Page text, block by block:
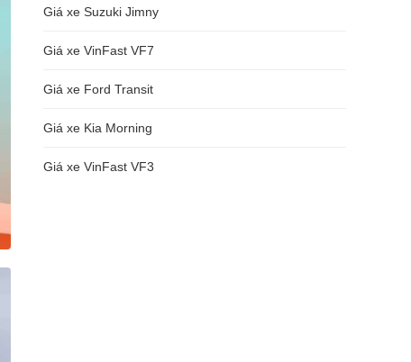
Giá xe Suzuki Jimny
Giá xe VinFast VF7
Giá xe Ford Transit
Giá xe Kia Morning
Giá xe VinFast VF3